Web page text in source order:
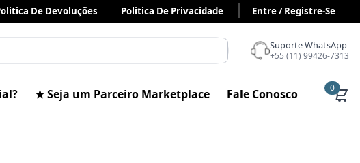
De Devoluções Politica De Privacidade Entre / Registre-Se
Suporte WhatsApp
+55 (11) 99426-7313
★ Seja um Parceiro Marketplace Fale Conosco 0